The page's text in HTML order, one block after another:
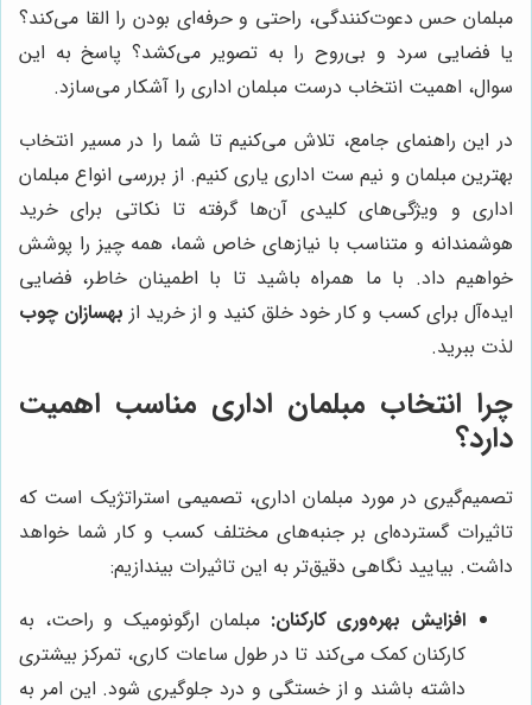
مبلمان حس دعوت‌کنندگی، راحتی و حرفه‌ای بودن را القا می‌کند؟
یا فضایی سرد و بی‌روح را به تصویر می‌کشد؟ پاسخ به این
سوال، اهمیت انتخاب درست مبلمان اداری را آشکار می‌سازد.
در این راهنمای جامع، تلاش می‌کنیم تا شما را در مسیر انتخاب
بهترین مبلمان و نیم ست اداری یاری کنیم. از بررسی انواع مبلمان
اداری و ویژگی‌های کلیدی آن‌ها گرفته تا نکاتی برای خرید
هوشمندانه و متناسب با نیازهای خاص شما، همه چیز را پوشش
خواهیم داد. با ما همراه باشید تا با اطمینان خاطر، فضایی
ایده‌آل برای کسب و کار خود خلق کنید و از خرید از بهسازان چوب
لذت ببرید.
چرا انتخاب مبلمان اداری مناسب اهمیت
دارد؟
تصمیم‌گیری در مورد مبلمان اداری، تصمیمی استراتژیک است که
تاثیرات گسترده‌ای بر جنبه‌های مختلف کسب و کار شما خواهد
داشت. بیایید نگاهی دقیق‌تر به این تاثیرات بیندازیم:
افزایش بهره‌وری کارکنان: مبلمان ارگونومیک و راحت، به
کارکنان کمک می‌کند تا در طول ساعات کاری، تمرکز بیشتری
داشته باشند و از خستگی و درد جلوگیری شود. این امر به